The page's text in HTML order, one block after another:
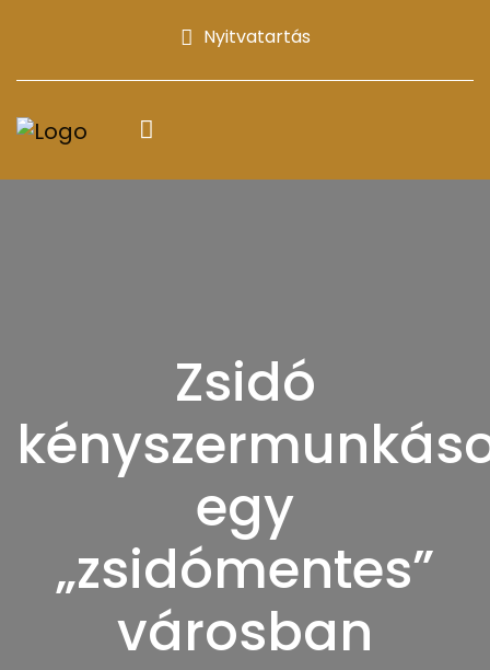
Nyitvatartás
Zsidó
egy
„zsidómentes”
városban